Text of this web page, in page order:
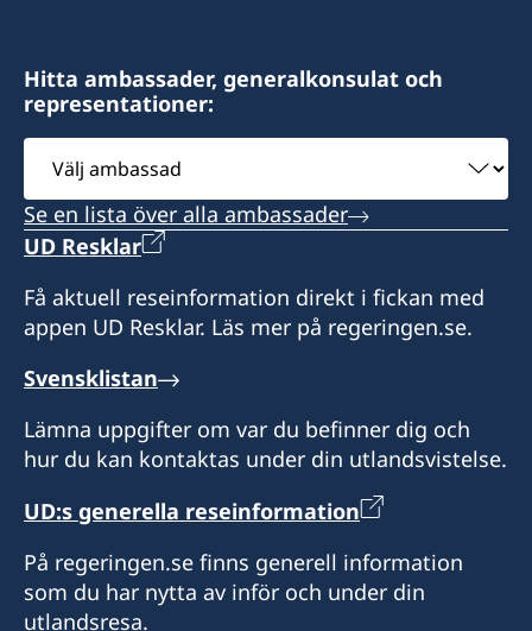
presidentens bostad.
Telefontid: 08.00 - 11.00 måndag till fredag
Expeditionstid: 08.00 - 10.00 tisdagar och
fredagar eller enligt överenskommelse.
Honorärkonsul
Staffan Lundh
Hitta ambassader, generalkonsulat och
representationer:
Välj
ambassad
Se en lista över alla ambassader
UD Resklar
Få aktuell reseinformation direkt i fickan med
appen UD Resklar. Läs mer på regeringen.se.
Svensklistan
Lämna uppgifter om var du befinner dig och
hur du kan kontaktas under din utlandsvistelse.
UD:s generella reseinformation
På regeringen.se finns generell information
som du har nytta av inför och under din
utlandsresa.